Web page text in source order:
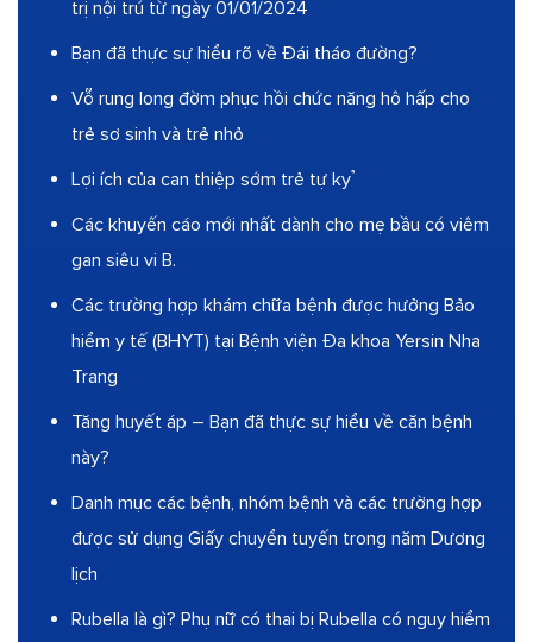
trị nội trú từ ngày 01/01/2024
Bạn đã thực sự hiểu rõ về Đái tháo đường?
Vỗ rung long đờm phục hồi chức năng hô hấp cho
trẻ sơ sinh và trẻ nhỏ
Lợi ích của can thiệp sớm trẻ tự kỷ
Các khuyến cáo mới nhất dành cho mẹ bầu có viêm
gan siêu vi B.
Các trường hợp khám chữa bệnh được hưởng Bảo
hiểm y tế (BHYT) tại Bệnh viện Đa khoa Yersin Nha
Trang
Tăng huyết áp – Bạn đã thực sự hiểu về căn bệnh
này?
Danh mục các bệnh, nhóm bệnh và các trường hợp
được sử dụng Giấy chuyển tuyến trong năm Dương
lịch
Rubella là gì? Phụ nữ có thai bị Rubella có nguy hiểm